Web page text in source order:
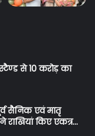
स्टैण्ड से 10 करोड़ का
सैनिक एवं मातृ
राखियां किए एकत्र…